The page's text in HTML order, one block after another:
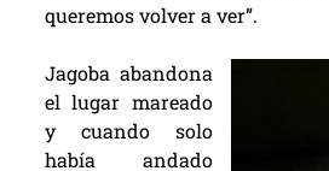
queremos volver a ver”.
Jagoba abandona
el lugar mareado
y cuando solo
había andado